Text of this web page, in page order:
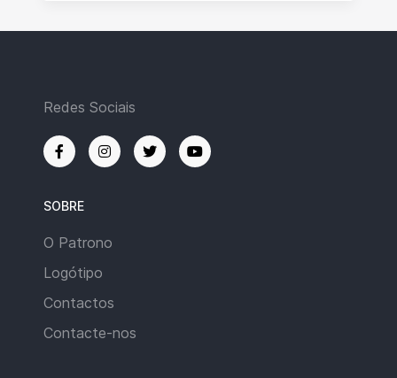
Redes Sociais
SOBRE
O Patrono
Logótipo
Contactos
Contacte-nos